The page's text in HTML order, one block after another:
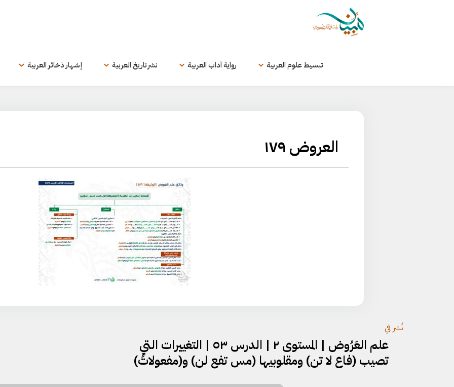
تبسيط علوم العربية رواية آداب العربية نشر تاريخ العربية إشهار ذخائر العربية
العروض ١٧٩
تصفّح
المقالات
نُشر في
علم العَرُوض | المستوى ٢ | الدرس ٥٣ | التغييرات التي
تصيب (فاعِ لا تن) ومقلوبيها (مس تفعِ لن) و(مفعولاتُ)